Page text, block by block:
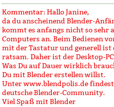
Kommentar: Hallo Janine,
da du anscheinend Blender-
kommt es anfangs nicht so sehr
Computers an. Beim Bedienen
mit der Tastatur und generell ist
ratsam. Daher ist der Desktop-
Was Du auf Dauer wirklich
Du mit Blender erstellen willst.
Unter www.blendpolis.de
deutsche Blender-Community.
Viel Spaß mit Blender